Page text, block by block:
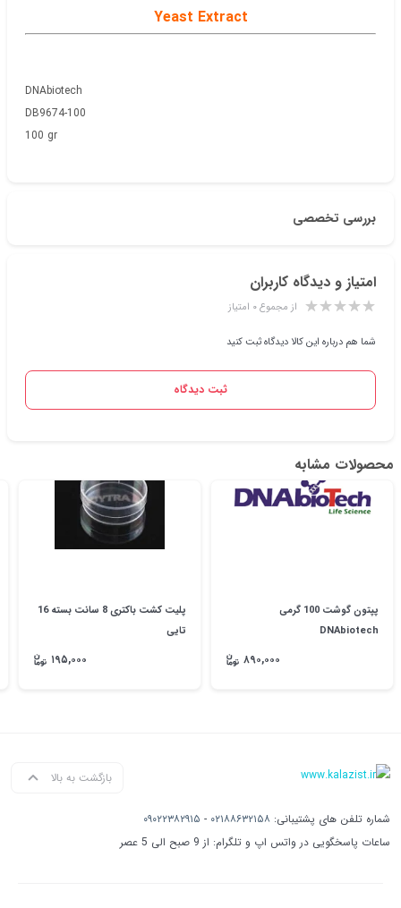
Yeast Extract
DNAbiotech
DB9674-100
100 gr
بررسی تخصصی
امتیاز و دیدگاه کاربران
از مجموع ۰ امتیاز
شما هم درباره این کالا دیدگاه ثبت کنید
ثبت دیدگاه
محصولات مشابه
پپتون گوشت 100 گرمی
DNAbiotech
۸۹۰,۰۰۰
پلیت کشت باکتری 8 سانت بسته 16
تایی
۱۹۵,۰۰۰
بازگشت به بالا
شماره تلفن های پشتیبانی: ۰۲۱۸۸۶۳۲۱۵۸ - ۰۹۰۲۲۳۸۲۹۱۵
ساعات پاسخگویی در واتس اپ و تلگرام: از 9 صبح الی 5 عصر